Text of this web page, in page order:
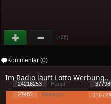
(+26)
Kommentar (0)
Im Radio läuft Lotto Werbung..
24218253 Haupt
27482
Benutzer [ 1 ] - (